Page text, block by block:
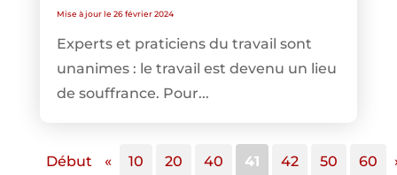
Mise à jour le 26 février 2024
Experts et praticiens du travail sont
unanimes : le travail est devenu un lieu
de souffrance. Pour...
Début « 10 20 40 41 42 50 60